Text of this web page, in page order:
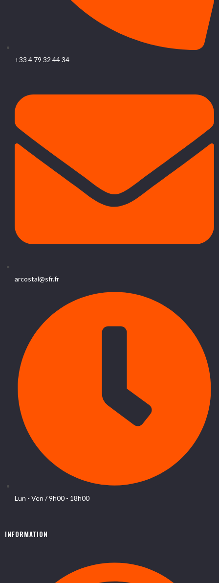
+33 4 79 32 44 34
arcostal@sfr.fr
Lun - Ven / 9h00 - 18h00
INFORMATION